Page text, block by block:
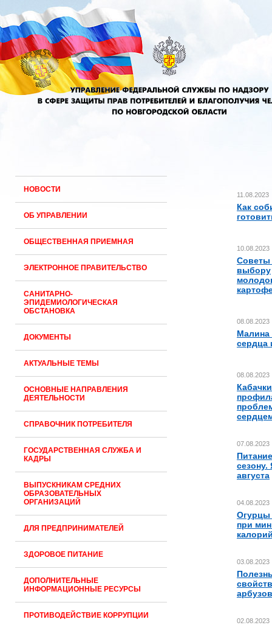
НОВОСТИ
ОБ УПРАВЛЕНИИ
ОБЩЕСТВЕННАЯ ПРИЕМНАЯ
ЭЛЕКТРОННОЕ ПРАВИТЕЛЬСТВО
САНИТАРНО-
ЭПИДЕМИОЛОГИЧЕСКАЯ
ОБСТАНОВКА
ДОКУМЕНТЫ
АКТУАЛЬНЫЕ ТЕМЫ
ОСНОВНЫЕ НАПРАВЛЕНИЯ
ДЕЯТЕЛЬНОСТИ
СПРАВОЧНИК ПОТРЕБИТЕЛЯ
ГОСУДАРСТВЕННАЯ СЛУЖБА И
КАДРЫ
ВЫПУСКНИКАМ СРЕДНИХ
ОБРАЗОВАТЕЛЬНЫХ
ОРГАНИЗАЦИЙ
ДЛЯ ПРЕДПРИНИМАТЕЛЕЙ
ЗДОРОВОЕ ПИТАНИЕ
ДОПОЛНИТЕЛЬНЫЕ
ИНФОРМАЦИОННЫЕ РЕСУРСЫ
ПРОТИВОДЕЙСТВИЕ КОРРУПЦИИ
Как
Советы
выбору
Малина
сердца
августа
Огурцы
при